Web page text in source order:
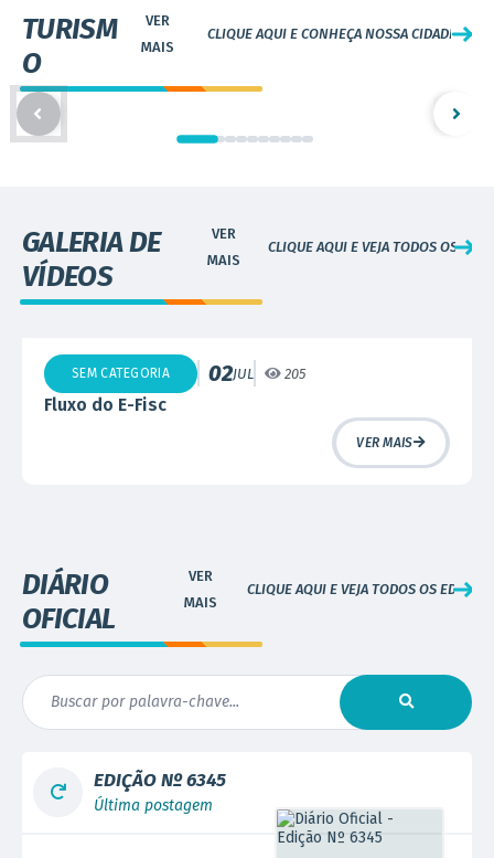
TURISM
O
CLIQUE AQUI E CONHEÇA NOSSA CIDADE
GALERIA DE
VÍDEOS
CLIQUE AQUI E VEJA TODOS OS
SEM CATEGORIA 02JUL
Fluxo do E-Fisc
205
VER MAIS
DIÁRIO
OFICIAL
CLIQUE AQUI E VEJA TODOS OS EDITAIS
Última postagem
EDIÇÃO Nº6345